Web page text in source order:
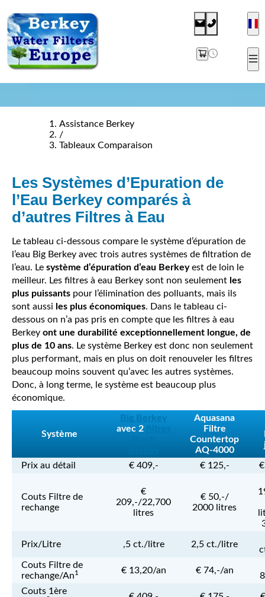
Assistance Berkey
/
Tableaux Comparaison
Les Systèmes d’Epuration de
l’Eau Berkey comparés à
d’autres Filtres à Eau
Le tableau ci-dessous compare le système d’épuration de
l’eau Big Berkey avec trois autres systèmes de filtration de
l’eau. Le système d’épuration d’eau Berkeyest de loin le
meilleur. Les filtres à eau Berkey sont non seulement les
plus puissants pour l’élimination des polluants, mais ils
sont aussi les plus économiques. Dans le tableau ci-
dessous on n’a pas pris en compte que les filtres à eau
Berkey ont une durabilité exceptionnellement longue, de
plus de 10 ans. Le système Berkey est donc non seulement
plus performant, mais en plus on doit renouveler les filtres
beaucoup moins souvent qu’avec les autres systèmes.
Donc, à long terme, le système est beaucoup plus
économique.
Système
Big Berkey
avec 2
filtres
Aquasana
Filtre
Countertop
AQ-4000
Prix au détail € 409,- € 125,-
Couts Filtre de
rechange
€
209,-/22,700
litres
€ 50,-/
2000 litres
Prix/Litre ,5 ct./litre 2,5 ct./litre
Couts Filtre de
rechange/An1 € 13,20/an € 74,-/an
Couts 1ère